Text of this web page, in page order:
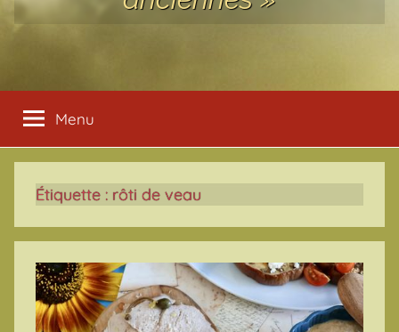
Menu
Étiquette : rôti de veau